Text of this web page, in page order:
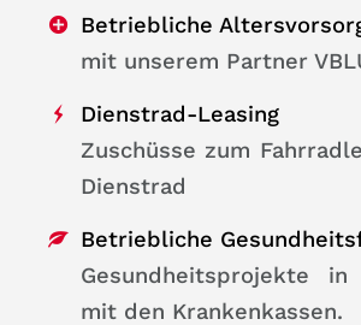
Betriebliche
mit unserem Partner
Dienstrad-Leasing
Zuschüsse zum
Dienstrad
Betriebliche
Gesundheitsprojekte in
mit den Krankenkassen.